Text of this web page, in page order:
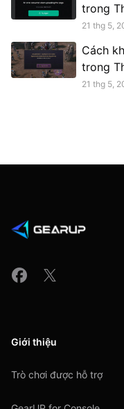
trong
21 thg 5,
Cách
trong
giữ kết
21 thg 5,
Giới thiệu
Trò chơi được hỗ trợ